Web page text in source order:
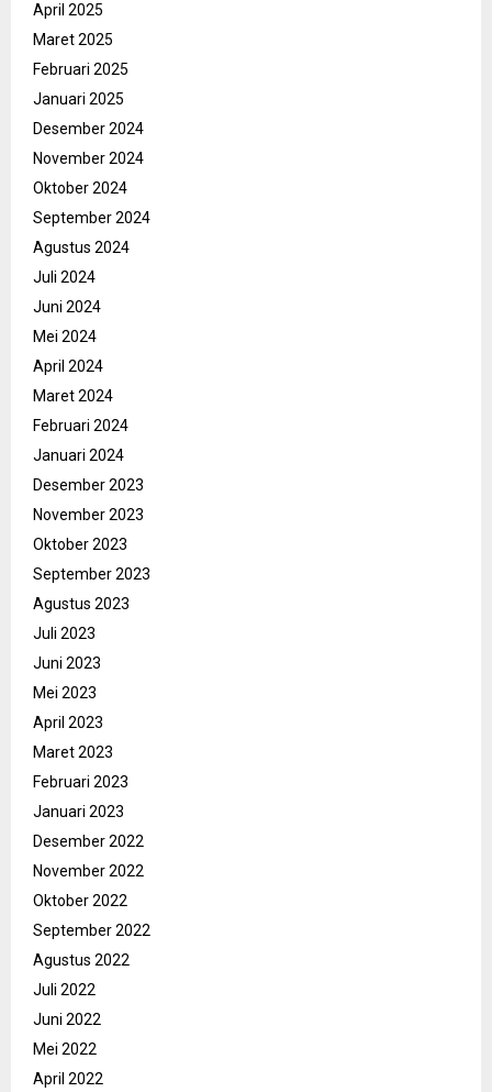
April 2025
Maret 2025
Februari 2025
Januari 2025
Desember 2024
November 2024
Oktober 2024
September 2024
Agustus 2024
Juli 2024
Juni 2024
Mei 2024
April 2024
Maret 2024
Februari 2024
Januari 2024
Desember 2023
November 2023
Oktober 2023
September 2023
Agustus 2023
Juli 2023
Juni 2023
Mei 2023
April 2023
Maret 2023
Februari 2023
Januari 2023
Desember 2022
November 2022
Oktober 2022
September 2022
Agustus 2022
Juli 2022
Juni 2022
Mei 2022
April 2022